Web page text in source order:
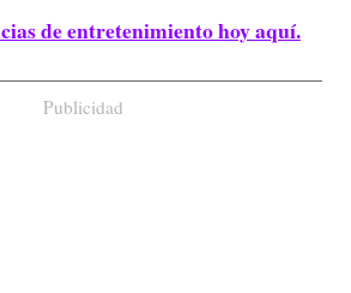
de entretenimiento hoy aquí.
Publicidad